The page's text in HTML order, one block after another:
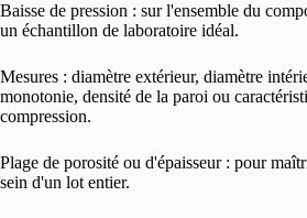
Baisse de pression : sur l'ensemble du
un échantillon de laboratoire idéal.
Mesures : diamètre extérieur, diamètre
monotonie, densité de la paroi ou
compression.
Plage de porosité ou d'épaisseur : pour
sein d'un lot entier.